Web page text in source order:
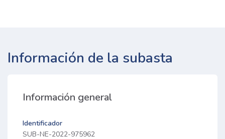
Información de la subasta
Información general
Identificador
SUB-NE-2022-975962